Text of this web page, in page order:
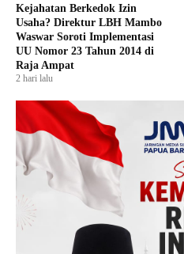
Kejahatan Berkedok Izin
Usaha? Direktur LBH Mambo
Waswar Soroti Implementasi
UU Nomor 23 Tahun 2014 di
Raja Ampat
2 hari lalu